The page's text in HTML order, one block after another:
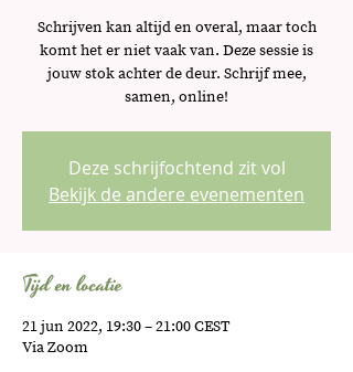
Schrijven kan altijd en overal, maar toch
komt het er niet vaak van. Deze sessie is
jouw stok achter de deur. Schrijf mee,
samen, online!
Deze schrijfochtend zit vol
Bekijk de andere evenementen
Tijd en locatie
21 jun 2022, 19:30 – 21:00 CEST
Via Zoom